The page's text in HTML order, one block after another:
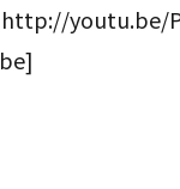
youtu.be/